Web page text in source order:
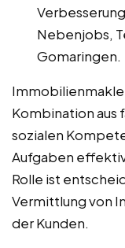
Nebenjobs,
Gomaringen.
Kombination aus
sozialen
Aufgaben
Rolle ist
Vermittlung von
der Kunden.